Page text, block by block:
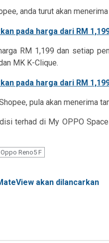
anda turut akan
RM 1,199 dan setiap
MK K-Clique.
pula akan menerima
terhad di My OPPO
Oppo Reno5 F
akan dilancarkan